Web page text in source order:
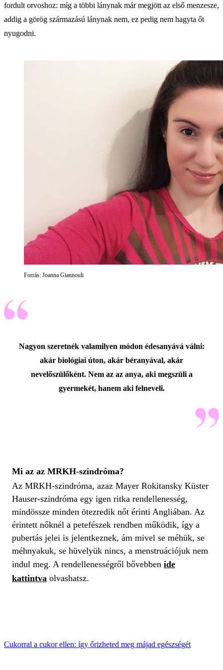
fordult orvoshoz: míg a többi lánynak már megjött az első menzesze,
addig a görög származású lánynak nem, ez pedig nem hagyta őt
nyugodni.
Forrás: Joanna Giannouli
Nagyon szeretnék valamilyen módon édesanyává válni:
akár biológiai úton, akár béranyával, akár
nevelőszülőként. Nem az az anya, aki megszüli a
gyermekét, hanem aki felneveli.
Mi az az MRKH-szindróma?
Az MRKH-szindróma, azaz Mayer Rokitansky Küster
Hauser-szindróma egy igen ritka rendellenesség,
mindössze minden ötezredik nőt érinti Angliában. Az
érintett nőknél a petefészek rendben működik, így a
pubertás jelei is jelentkeznek, ám mivel se méhük, se
méhnyakuk, se hüvelyük nincs, a menstruációjuk nem
indul meg. A rendellenességről bővebben ide
kattintva olvashatsz.
Cukorral a cukor ellen: így őrizheted meg májad egészségét